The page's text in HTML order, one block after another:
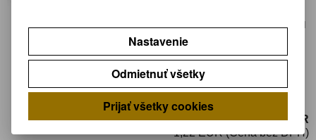
Termín dodania(prac.dni)-platí pre sklad
LIESKOVEC:3
Kábel; Jack 3,5 mm vidlica, RCA vidlica
1,50 EUR
1,22 EUR (Cena bez DPH)
Nastavenie
Odmietnuť všetky
Prijať všetky cookies